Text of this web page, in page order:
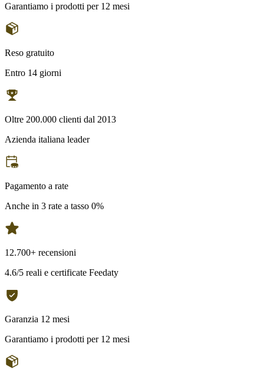
Garantiamo i prodotti per 12 mesi
Reso gratuito
Entro 14 giorni
Oltre 200.000 clienti dal 2013
Azienda italiana leader
Pagamento a rate
Anche in 3 rate a tasso 0%
12.700+ recensioni
4.6/5 reali e certificate Feedaty
Garanzia 12 mesi
Garantiamo i prodotti per 12 mesi